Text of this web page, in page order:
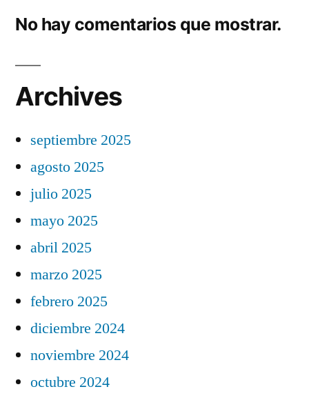
No hay comentarios que mostrar.
Archives
septiembre 2025
agosto 2025
julio 2025
mayo 2025
abril 2025
marzo 2025
febrero 2025
diciembre 2024
noviembre 2024
octubre 2024